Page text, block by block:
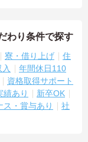
わり条件で探す
寮・借り上げ
住
年間休日110
資格取得サポート
績あり
新卒OK
ス・賞与あり
社